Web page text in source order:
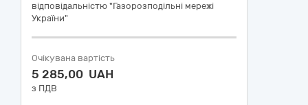
відповідальністю "Газорозподільні мережі
України"
Очікувана вартість
5 285,00 UAH
з ПДВ